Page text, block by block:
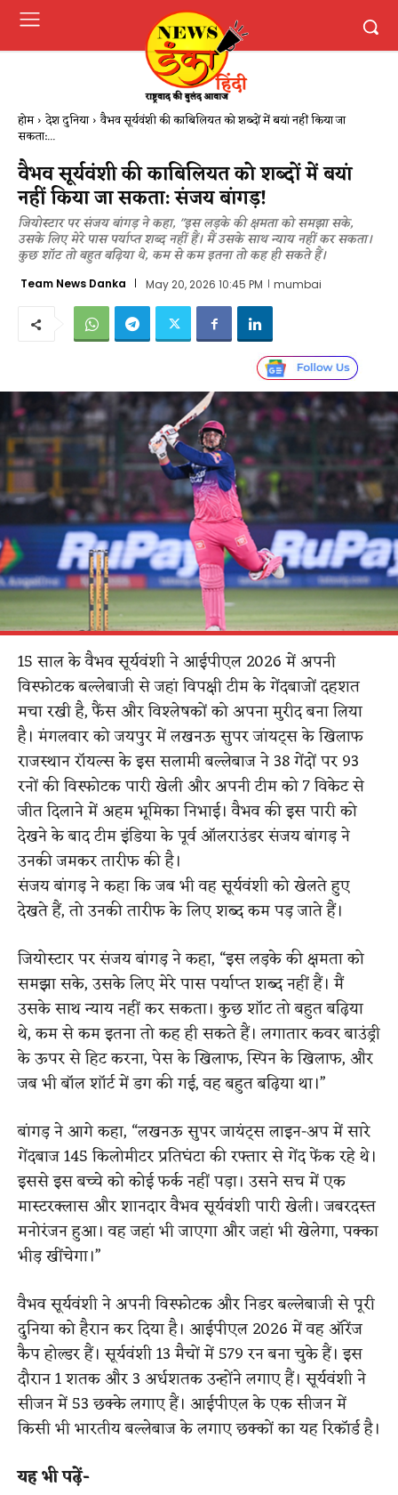
होम देश दुनिया वैभव सूर्यवंशी की काबिलियत को शब्दों में बयां नहीं किया जा
सकता:...
वैभव सूर्यवंशी की काबिलियत को शब्दों में बयां
नहीं किया जा सकता: संजय बांगड़!
जियोस्टार पर संजय बांगड़ ने कहा, "इस लड़के की क्षमता को समझा सके,
उसके लिए मेरे पास पर्याप्त शब्द नहीं हैं। मैं उसके साथ न्याय नहीं कर सकता।
कुछ शॉट तो बहुत बढ़िया थे, कम से कम इतना तो कह ही सकते हैं।
Team News Danka May 20, 2026 10:45 PM mumbai
15 साल के वैभव सूर्यवंशी ने आईपीएल 2026 में अपनी
विस्फोटक बल्लेबाजी से जहां विपक्षी टीम के गेंदबाजों दहशत
मचा रखी है, फैंस और विश्लेषकों को अपना मुरीद बना लिया
है। मंगलवार को जयपुर में लखनऊ सुपर जांयट्स के खिलाफ
राजस्थान रॉयल्स के इस सलामी बल्लेबाज ने 38 गेंदों पर 93
रनों की विस्फोटक पारी खेली और अपनी टीम को 7 विकेट से
जीत दिलाने में अहम भूमिका निभाई। वैभव की इस पारी को
देखने के बाद टीम इंडिया के पूर्व ऑलराउंडर संजय बांगड़ ने
उनकी जमकर तारीफ की है।
संजय बांगड़ ने कहा कि जब भी वह सूर्यवंशी को खेलते हुए
देखते हैं, तो उनकी तारीफ के लिए शब्द कम पड़ जाते हैं।
जियोस्टार पर संजय बांगड़ ने कहा, “इस लड़के की क्षमता को
समझा सके, उसके लिए मेरे पास पर्याप्त शब्द नहीं हैं। मैं
उसके साथ न्याय नहीं कर सकता। कुछ शॉट तो बहुत बढ़िया
थे, कम से कम इतना तो कह ही सकते हैं। लगातार कवर बाउंड्री
के ऊपर से हिट करना, पेस के खिलाफ, स्पिन के खिलाफ, और
जब भी बॉल शॉर्ट में डग की गई, वह बहुत बढ़िया था।”
बांगड़ ने आगे कहा, “लखनऊ सुपर जायंट्स लाइन-अप में सारे
गेंदबाज 145 किलोमीटर प्रतिघंटा की रफ्तार से गेंद फेंक रहे थे।
इससे इस बच्चे को कोई फर्क नहीं पड़ा। उसने सच में एक
मास्टरक्लास और शानदार वैभव सूर्यवंशी पारी खेली। जबरदस्त
मनोरंजन हुआ। वह जहां भी जाएगा और जहां भी खेलेगा, पक्का
भीड़ खींचेगा।”
वैभव सूर्यवंशी ने अपनी विस्फोटक और निडर बल्लेबाजी से पूरी
दुनिया को हैरान कर दिया है। आईपीएल 2026 में वह ऑरेंज
कैप होल्डर हैं। सूर्यवंशी 13 मैचों में 579 रन बना चुके हैं। इस
दौरान 1 शतक और 3 अर्धशतक उन्होंने लगाए हैं। सूर्यवंशी ने
सीजन में 53 छक्के लगाए हैं। आईपीएल के एक सीजन में
किसी भी भारतीय बल्लेबाज के लगाए छक्कों का यह रिकॉर्ड है।
यह भी पढ़ें-